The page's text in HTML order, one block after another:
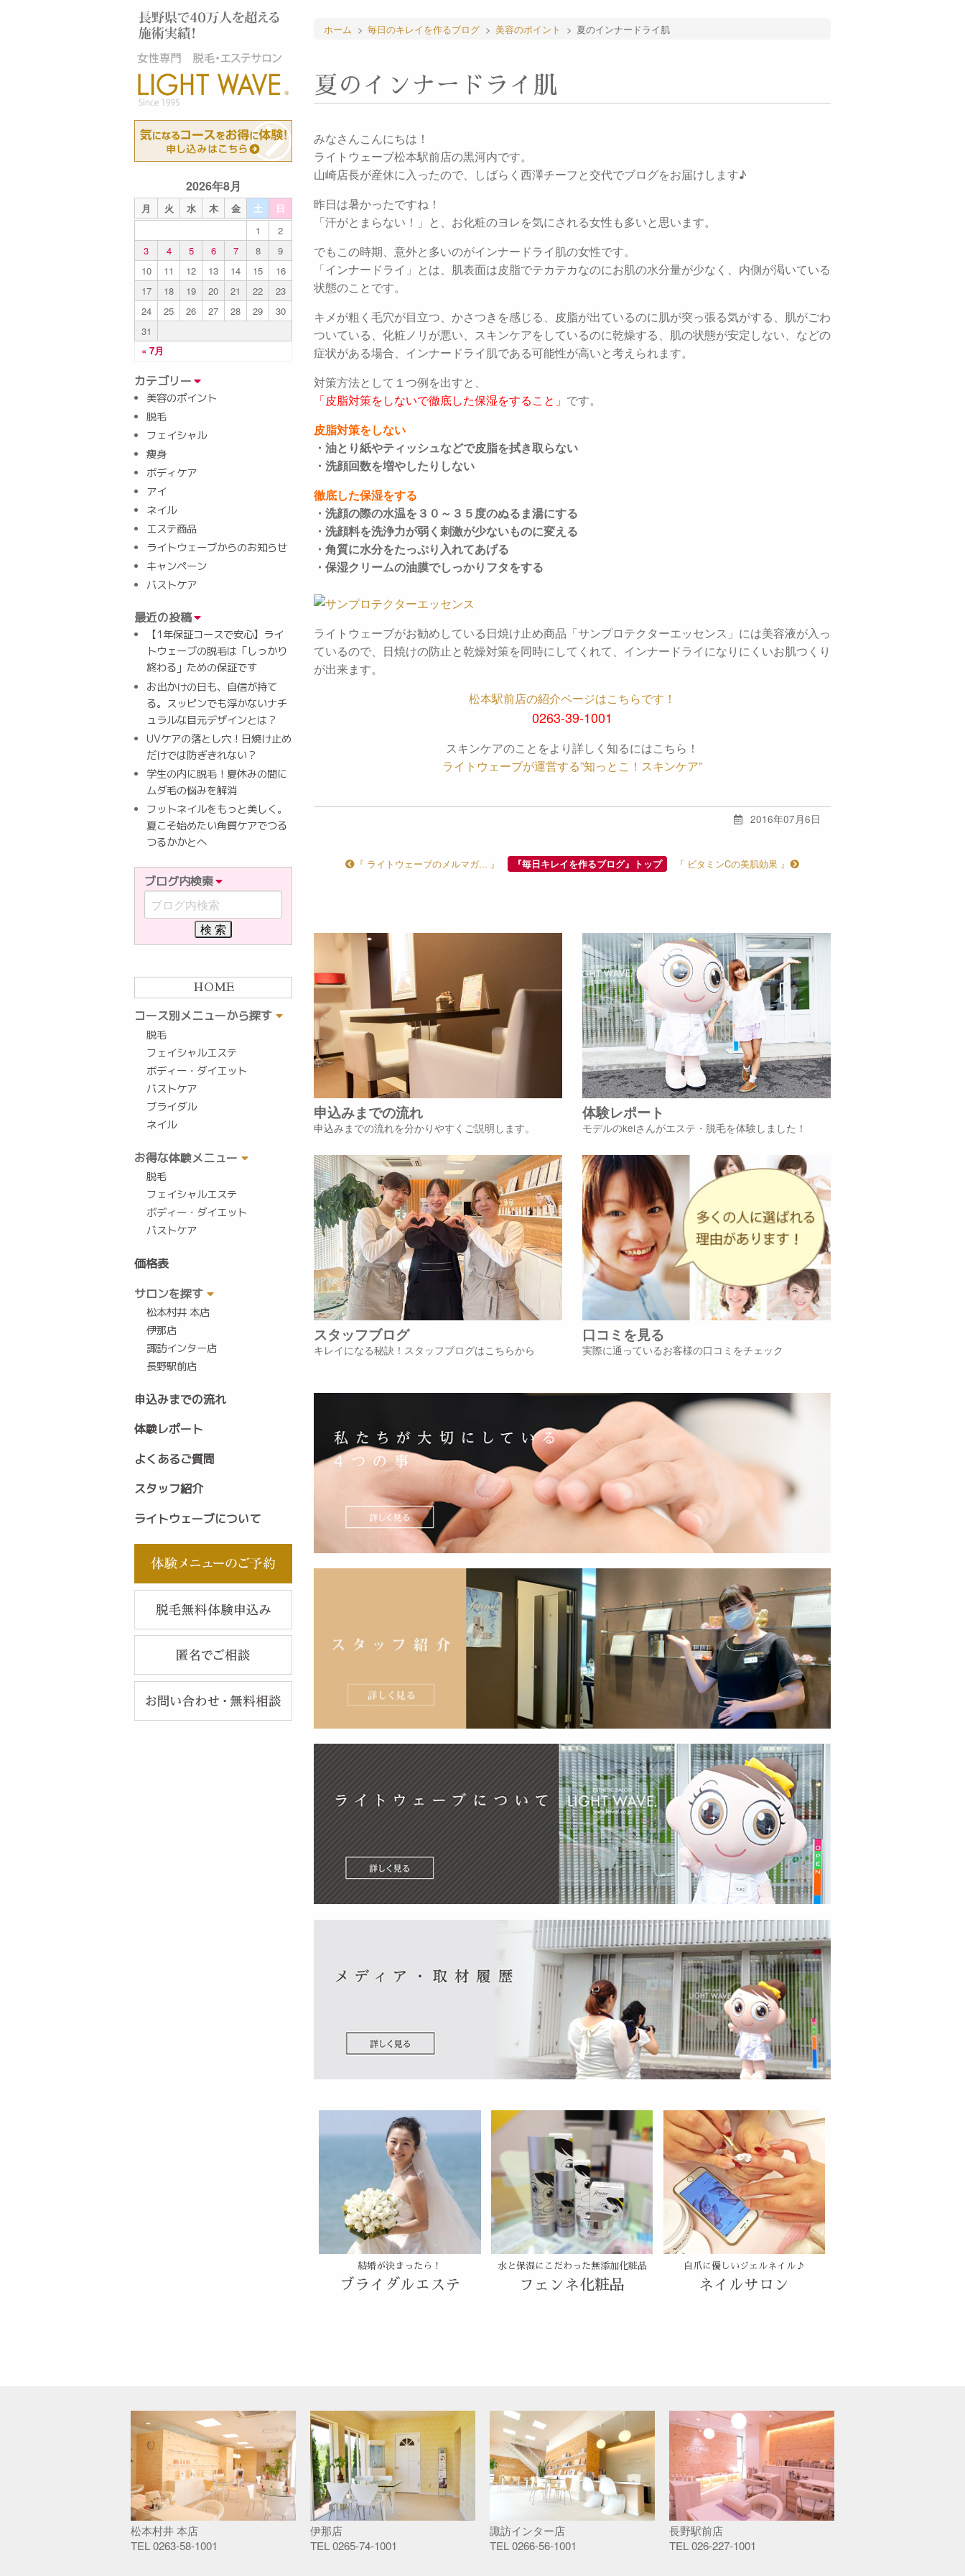
2026年8月
月 火 水 木 金 土 日
« 7月
1
2
3
4 5 6 7 8
9
10
11 12 13 14 15
16
17
18 19 20 21 22
23
24
25 26 27 28 29
30
31
カテゴリー
美容のポイント
脱毛
フェイシャル
痩身
ボディケア
アイ
ネイル
エステ商品
ライトウェーブからのお知らせ
キャンペーン
バストケア
最近の投稿
【1年保証コースで安心】ライ
トウェーブの脱毛は「しっかり
終わる」ための保証です
お出かけの日も、自信が持て
る。スッピンでも浮かないナチ
ュラルな目元デザインとは？
UVケアの落とし穴！日焼け止め
だけでは防ぎきれない？
学生の内に脱毛！夏休みの間に
ムダ毛の悩みを解消
フットネイルをもっと美しく。
夏こそ始めたい角質ケアでつる
つるかかとへ
ブログ内検索
HOME
コース別メニューから探す
脱毛
フェイシャルエステ
ボディー・ダイエット
バストケア
ブライダル
ネイル
お得な体験メニュー
脱毛
フェイシャルエステ
ボディー・ダイエット
バストケア
価格表
サロンを探す
松本村井 本店
伊那店
諏訪インター店
長野駅前店
申込みまでの流れ
体験レポート
よくあるご質問
スタッフ紹介
ライトウェーブについて
ホーム > 毎日のキレイを作るブログ > 美容のポイント > 夏のインナードライ肌
夏のインナードライ肌
みなさんこんにちは！
ライトウェーブ松本駅前店の黒河内です。
山崎店長が産休に入ったので、しばらく西澤チーフと交代でブログをお届けします♪
昨日は暑かったですね！
「汗がとまらない！」と、お化粧のヨレを気にされる女性も多いと思います。
でもこの時期、意外と多いのがインナードライ肌の女性です。
「インナードライ」とは、肌表面は皮脂でテカテカなのにお肌の水分量が少なく、内側が渇いている
状態のことです。
キメが粗く毛穴が目立つ、かさつきを感じる、皮脂が出ているのに肌が突っ張る気がする、肌がごわ
ついている、化粧ノリが悪い、スキンケアをしているのに乾燥する、肌の状態が安定しない、などの
症状がある場合、インナードライ肌である可能性が高いと考えられます。
対策方法として１つ例を出すと、
「皮脂対策をしないで徹底した保湿をすること」 です。
皮脂対策をしない
・油とり紙やティッシュなどで皮脂を拭き取らない
・洗顔回数を増やしたりしない
徹底した保湿をする
・洗顔の際の水温を３０～３５度のぬるま湯にする
・洗顔料を洗浄力が弱く刺激が少ないものに変える
・角質に水分をたっぷり入れてあげる
・保湿クリームの油膜でしっかりフタをする
ライトウェーブがお勧めしている日焼け止め商品「サンプロテクターエッセンス」には美容液が入っ
ているので、日焼けの防止と乾燥対策を同時にしてくれて、インナードライになりにくいお肌つくり
が出来ます。
松本駅前店の紹介ページはこちらです！
0263-39-1001
スキンケアのことをより詳しく知るにはこちら！
ライトウェーブが運営する”知っとこ！スキンケア”
2016年07月6日
『 ライトウェーブのメルマガ... 』 『毎日キレイを作るブログ』トップ 『 ビタミンCの美肌効果 』
申込みまでの流れ
申込みまでの流れを分かりやすくご説明します。
体験レポート
モデルのkeiさんがエステ・脱毛を体験しました！
スタッフブログ
キレイになる秘訣！スタッフブログはこちらから
口コミを見る
実際に通っているお客様の口コミをチェック
結婚が決まったら！
ブライダルエステ
水と保湿にこだわった無添加化粧品
フェンネ化粧品
自爪に優しいジェルネイル♪
ネイルサロン
松本村井 本店
TEL0263-58-1001
伊那店
TEL0265-74-1001
諏訪インター店
TEL0266-56-1001
長野駅前店
TEL026-227-1001